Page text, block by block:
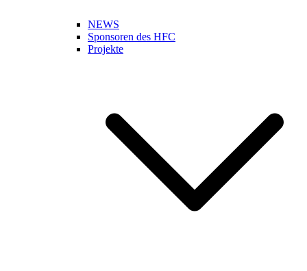
NEWS
Sponsoren des HFC
Projekte